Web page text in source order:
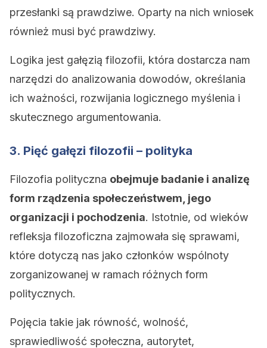
przesłanki są prawdziwe. Oparty na nich wniosek
również musi być prawdziwy.
Logika jest gałęzią filozofii, która dostarcza nam
narzędzi do analizowania dowodów, określania
ich ważności, rozwijania logicznego myślenia i
skutecznego argumentowania.
3. Pięć gałęzi filozofii – polityka
Filozofia polityczna obejmuje badanie i analizę
form rządzenia społeczeństwem, jego
organizacji i pochodzenia. Istotnie, od wieków
refleksja filozoficzna zajmowała się sprawami,
które dotyczą nas jako członków wspólnoty
zorganizowanej w ramach różnych form
politycznych.
Pojęcia takie jak równość, wolność,
sprawiedliwość społeczna, autorytet,